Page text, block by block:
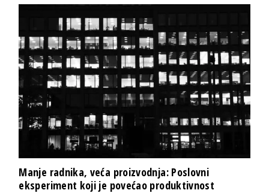
Manje radnika, veća proizvodnja: Poslovni
eksperiment koji je povećao produktivnost